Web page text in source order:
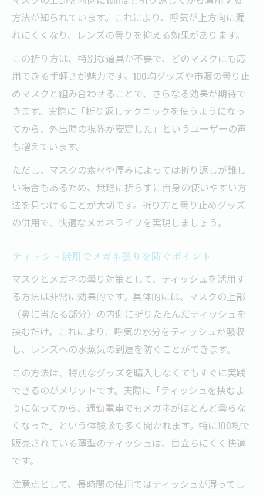
方法が知られています。これにより、呼気が上方向に漏
れにくくなり、レンズの曇りを抑える効果があります。
この折り方は、特別な道具が不要で、どのマスクにも応
用できる手軽さが魅力です。100均グッズや市販の曇り止
めマスクと組み合わせることで、さらなる効果が期待で
きます。実際に「折り返しテクニックを使うようになっ
てから、外出時の視界が安定した」というユーザーの声
も増えています。
ただし、マスクの素材や厚みによっては折り返しが難し
い場合もあるため、無理に折らずに自身の使いやすい方
法を見つけることが大切です。折り方と曇り止めグッズ
の併用で、快適なメガネライフを実現しましょう。
ティッシュ活用でメガネ曇りを防ぐポイント
マスクとメガネの曇り対策として、ティッシュを活用す
る方法は非常に効果的です。具体的には、マスクの上部
（鼻に当たる部分）の内側に折りたたんだティッシュを
挟むだけ。これにより、呼気の水分をティッシュが吸収
し、レンズへの水蒸気の到達を防ぐことができます。
この方法は、特別なグッズを購入しなくてもすぐに実践
できるのがメリットです。実際に「ティッシュを挟むよ
うになってから、通勤電車でもメガネがほとんど曇らな
くなった」という体験談も多く聞かれます。特に100均で
販売されている薄型のティッシュは、目立ちにくく快適
です。
注意点として、長時間の使用ではティッシュが湿ってし